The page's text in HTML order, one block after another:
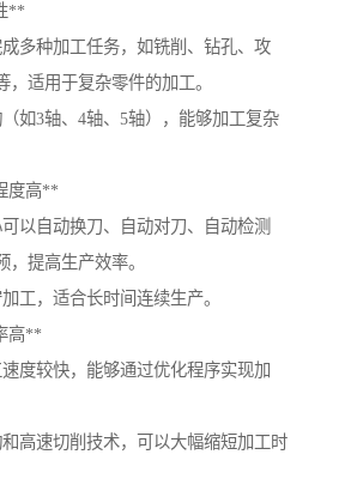
**
多种加工任务，如铣削、钻孔、攻
，适用于复杂零件的加工。
如3轴、4轴、5轴），能够加工复杂
度高**
以自动换刀、自动对刀、自动检测
，提高生产效率。
工，适合长时间连续生产。
高**
度较快，能够通过优化程序实现加
高速切削技术，可以大幅缩短加工时